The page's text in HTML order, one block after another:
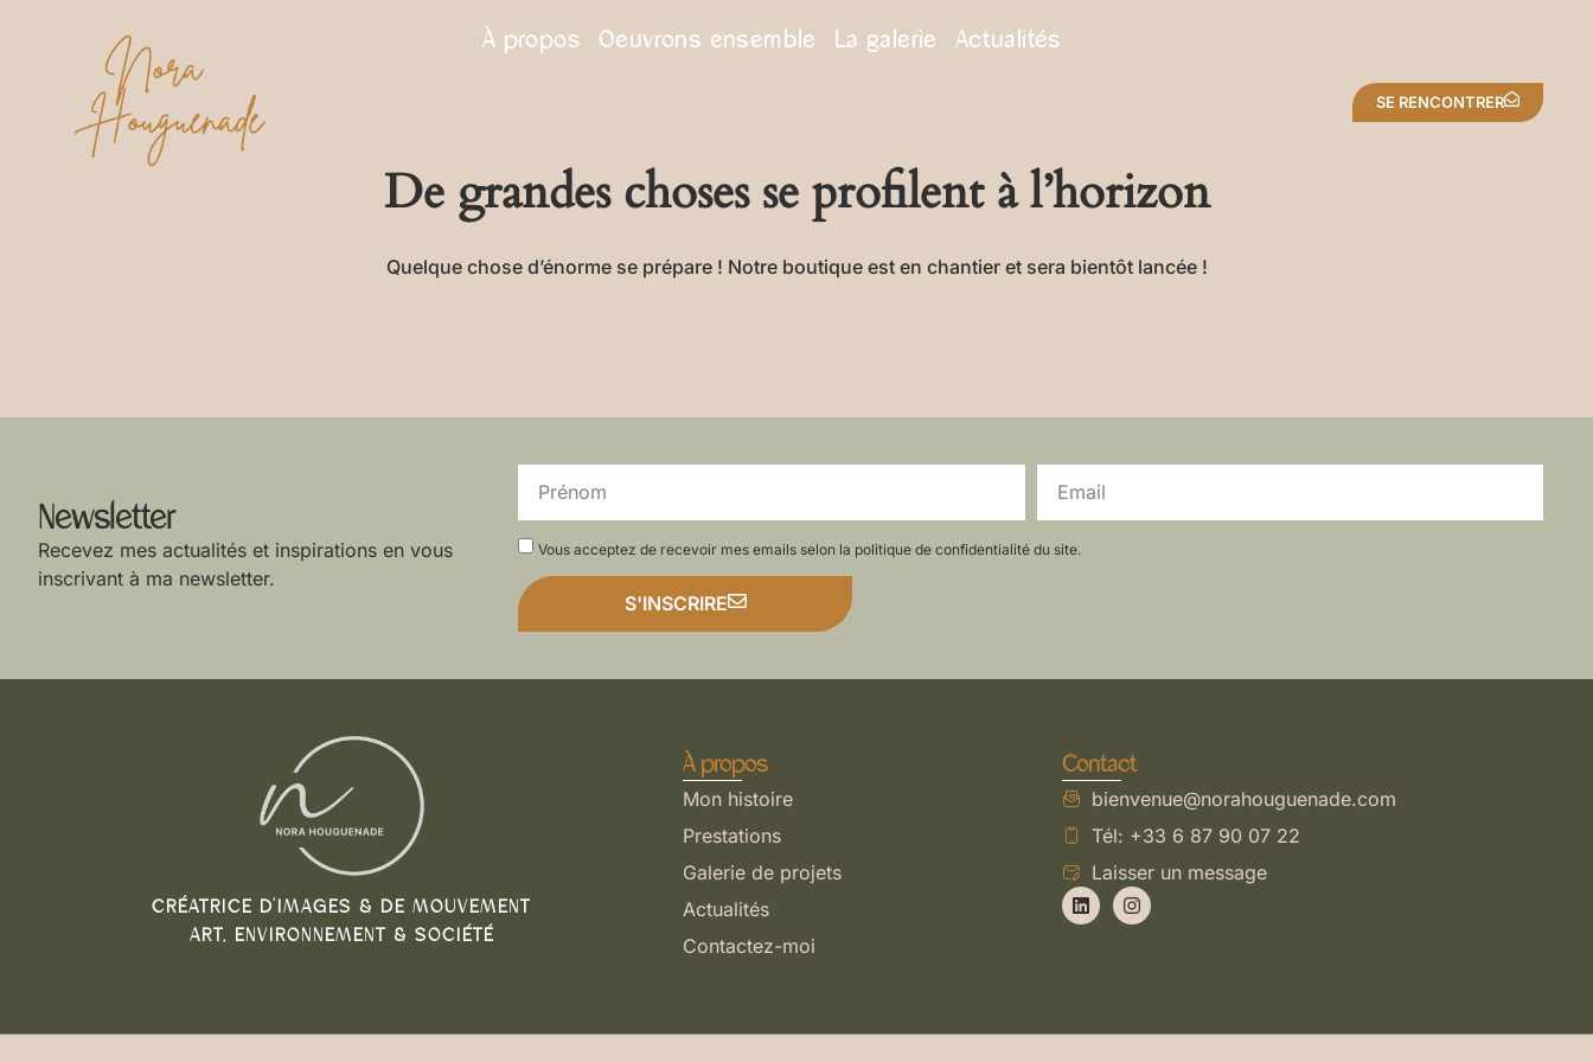
À propos Oeuvrons ensemble La galerie Actualités
SE RENCONTRER
De grandes choses se profilent à l’horizon
Quelque chose d’énorme se prépare ! Notre boutique est en chantier et sera bientôt lancée !
Newsletter
Recevez mes actualités et inspirations en vous
inscrivant à ma newsletter.
Vous acceptez de recevoir mes emails selon la politique de confidentialité du site.​
S'INSCRIRE
CRÉATRICE D’IMAGES & DE MOUVEMENT
ART, ENVIRONNEMENT & SOCIÉTÉ
À propos
Mon histoire
Prestations
Galerie de projets
Actualités
Contactez-moi
Contact
bienvenue@norahouguenade.com
Tél: +33 6 87 90 07 22
Laisser un message